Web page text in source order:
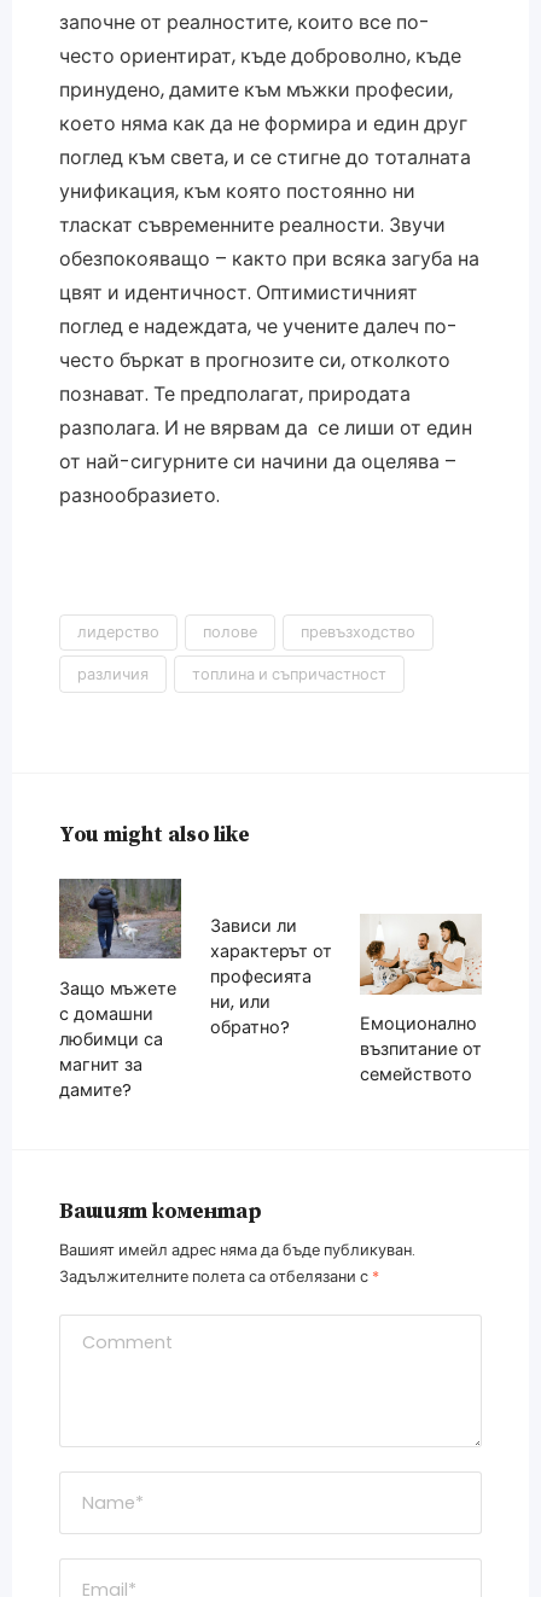
започне от реалностите, които все по-
често ориентират, къде доброволно, къде
принудено, дамите към мъжки професии,
което няма как да не формира и един друг
поглед към света, и се стигне до тоталната
унификация, към която постоянно ни
тласкат съвременните реалности. Звучи
обезпокояващо – както при всяка загуба на
цвят и идентичност. Оптимистичният
поглед е надеждата, че учените далеч по-
често бъркат в прогнозите си, отколкото
познават. Те предполагат, природата
разполага. И не вярвам да се лиши от един
от най-сигурните си начини да оцелява –
разнообразието.
лидерство полове превъзходство
различия топлина и съпричастност
You might also like
Защо мъжете
с домашни
любимци са
магнит за
дамите?
Зависи ли
характерът от
професията
ни, или
обратно?
Емоционално
възпитание от
семейството
Вашият коментар
Вашият имейл адрес няма да бъде публикуван.
Задължителните полета са отбелязани с *